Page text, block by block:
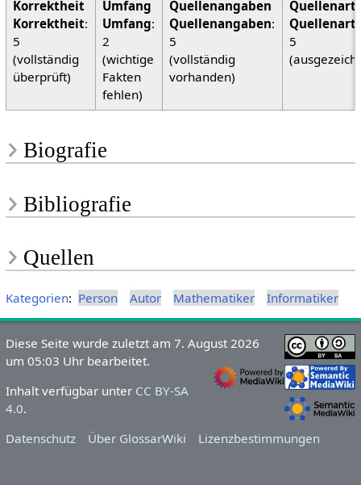
Korrektheit:
5
(vollständig
überprüft)
Umfang:
2
(wichtige
Fakten
fehlen)
Quellenangaben:
5
(vollständig
vorhanden)
5
Biografie
Bibliografie
Quellen
Kategorien: Person Autor Mathematiker Informatiker
Diese Seite wurde zuletzt am 7. August 2026
um 05:03 Uhr bearbeitet.
Inhalt verfügbar unter CC BY-SA
4.0.
Datenschutz
Über GlossarWiki Lizenzbestimmungen